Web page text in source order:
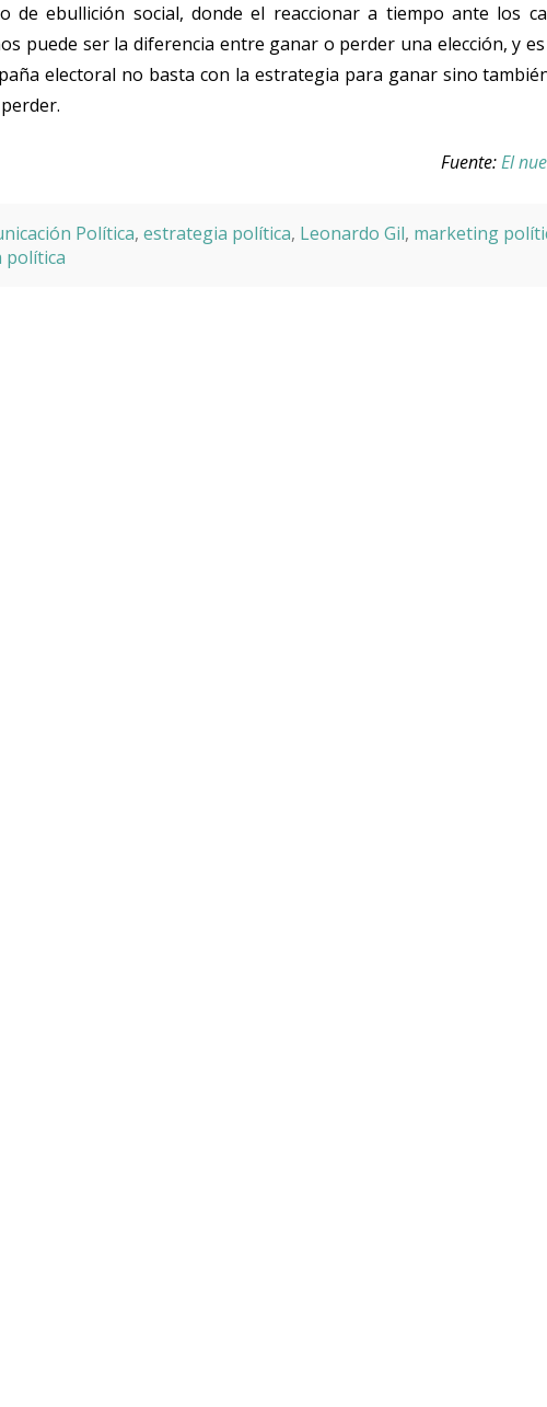
de ebullición social, donde el reaccionar a tiempo ante los
puede ser la diferencia entre ganar o perder una elección, y
electoral no basta con la estrategia para ganar sino
Fuente:El
Política, estrategia política, Leonardo Gil, marketing
política